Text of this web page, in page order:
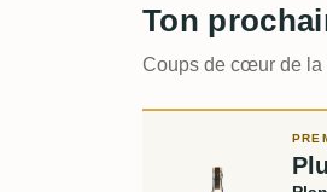
Ton
Coups de cœur de la